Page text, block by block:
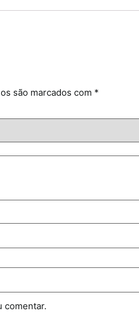
são marcados com *
comentar.